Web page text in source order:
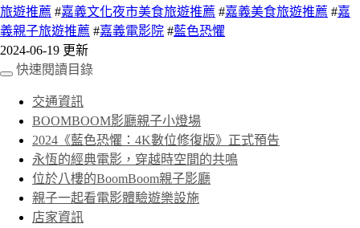
旅遊推薦 #嘉義文化夜市美食旅遊推薦 #嘉義美食旅遊推薦 #嘉
義親子旅遊推薦 #嘉義電影院 #藍色恐懼
2024-06-19 更新
快速閱讀目錄
交通資訊
BOOMBOOM影廳親子小燈場
2024《藍色恐懼：4K數位修復版》正式預告
永恆的經典電影，穿越時空間的共鳴
位於八樓的BoomBoom親子影廳
親子一起看電影體驗遊樂設施
店家資訊